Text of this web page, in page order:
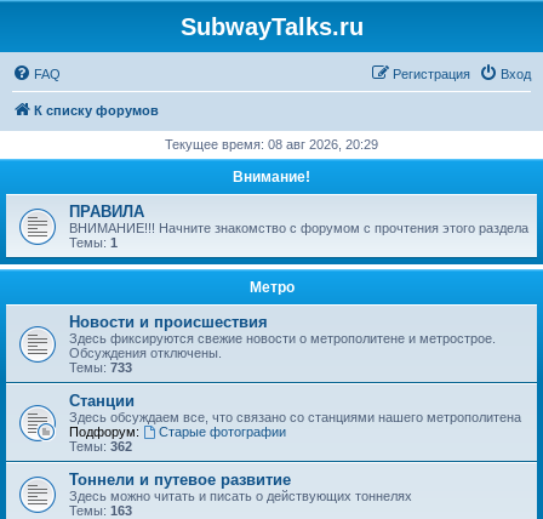
SubwayTalks.ru
FAQ Вход
Регистрация
К списку форумов
Текущее время: 08 авг 2026, 20:29
Внимание!
ПРАВИЛА
ВНИМАНИЕ!!! Начните знакомство с форумом с прочтения этого раздела
Темы: 1
Метро
Новости и происшествия
Здесь фиксируются свежие новости о метрополитене и метрострое.
Обсуждения отключены.
Темы: 733
Станции
Здесь обсуждаем все, что связано со станциями нашего метрополитена
Подфорум:
Старые фотографии
Темы: 362
Тоннели и путевое развитие
Здесь можно читать и писать о действующих тоннелях
Темы: 163